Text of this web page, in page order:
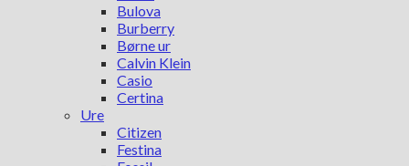
Bulova
Burberry
Børne ur
Calvin Klein
Casio
Certina
Ure
Citizen
Festina